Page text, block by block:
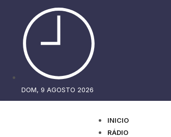
DOM, 9 AGOSTO 2026
INICIO
RÁDIO